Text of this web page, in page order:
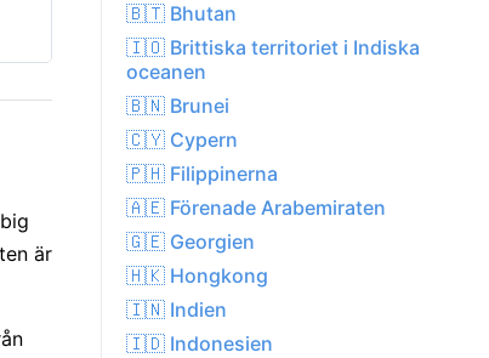
är
🇧🇹 Bhutan
🇮🇴 Brittiska territoriet i Indiska
oceanen
🇧🇳 Brunei
🇨🇾 Cypern
🇵🇭 Filippinerna
🇦🇪 Förenade Arabemiraten
🇬🇪 Georgien
🇭🇰 Hongkong
🇮🇳 Indien
🇮🇩 Indonesien